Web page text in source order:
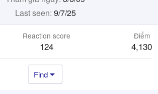
Last seen 9/7/25
Reaction score
124
Điểm
4,130
Find